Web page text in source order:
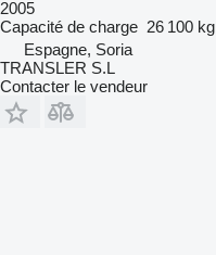
2005
Capacité de charge 26 100 kg
Espagne, Soria
TRANSLER S.L
Contacter le vendeur